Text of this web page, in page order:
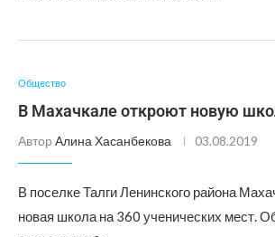
Общество
В Махачкале откроют новую
Автор Алина Хасанбекова 03.08.2019
В поселке Талги Ленинского района
новая школа на 360 ученических мест.